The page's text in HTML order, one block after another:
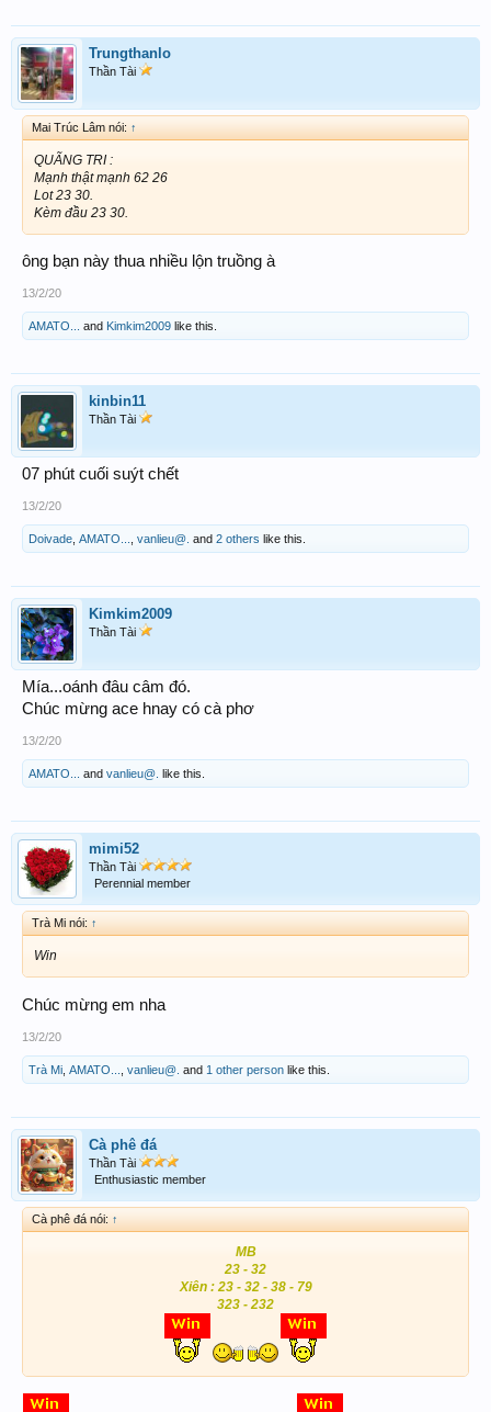
Trungthanlo
Thần Tài
Mai Trúc Lâm nói: ↑
QUÃNG TRI :
Mạnh thật mạnh 62 26
Lot 23 30.
Kèm đầu 23 30.
ông bạn này thua nhiều lộn truồng à
13/2/20
AMATO... and Kimkim2009 like this.
kinbin11
Thần Tài
07 phút cuối suýt chết
13/2/20
Doivade AMATO... vanlieu@. and 2 others like this.
Kimkim2009
Thần Tài
Mía...oánh đâu câm đó.
Chúc mừng ace hnay có cà phơ
13/2/20
AMATO... and vanlieu@. like this.
mimi52
Thần Tài
Perennial member
Trà Mi nói: ↑
Win
Chúc mừng em nha
13/2/20
Trà Mi AMATO... vanlieu@. and 1 other person like this.
Cà phê đá
Thần Tài
Enthusiastic member
Cà phê đá nói: ↑
MB
23 - 32
Xiên : 23 - 32 - 38 - 79
323 - 232